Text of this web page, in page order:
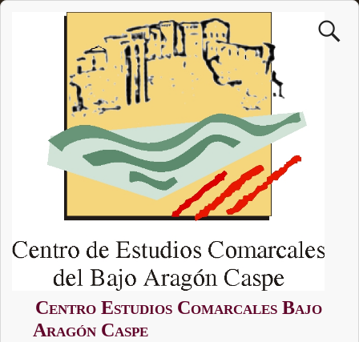
Centro Estudios Comarcales Bajo
Aragón Caspe